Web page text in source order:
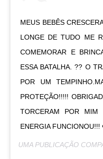
MEUS BEBÊS
LONGE DE TUDO ME
COMEMORAR E
ESSA BATALHA. ?? O
POR UM
PROTEÇÃO!!!!!
TORCERAM POR MIM
ENERGIA
UMA PUBLICAÇÃO